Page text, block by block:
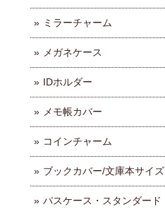
ミラーチャーム
メガネケース
IDホルダー
メモ帳カバー
コインチャーム
ブックカバー/文庫本サイズ
パスケース・スタンダード